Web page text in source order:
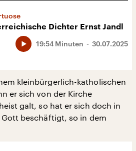
Dichter Ernst Jandl
30.07.2025
19:54 Minuten
kleinbürgerlich-katholischen
er sich von der Kirche
galt, so hat er sich doch in
beschäftigt, so in dem